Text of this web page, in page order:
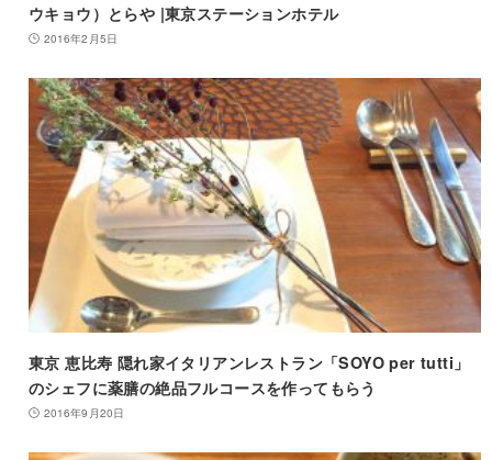
ウキョウ）とらや |東京ステーションホテル
2016年2月5日
東京 恵比寿 隠れ家イタリアンレストラン「SOYO per tutti」
のシェフに薬膳の絶品フルコースを作ってもらう
2016年9月20日